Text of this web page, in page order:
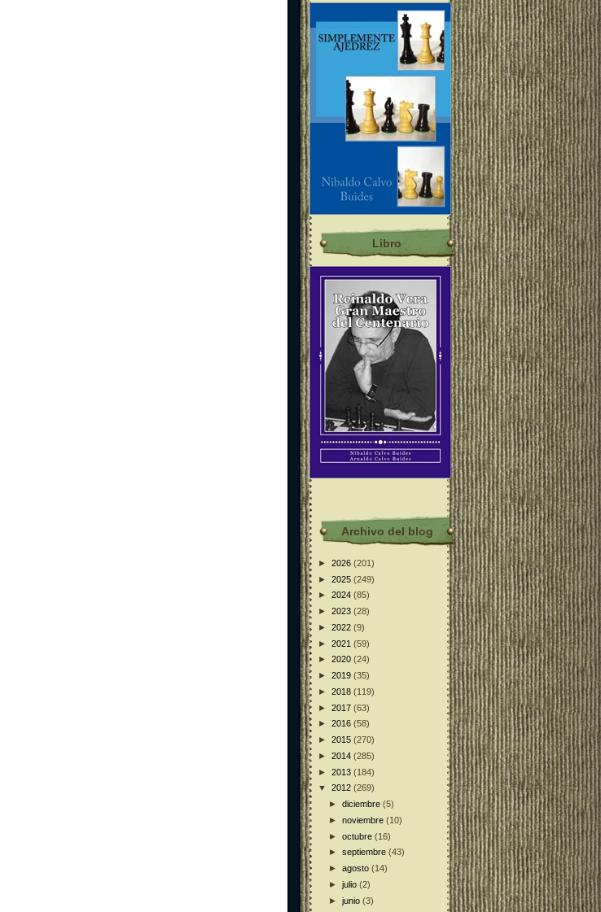
Libro
Archivo del blog
► 2026 (201)
► 2025 (249)
► 2024 (85)
► 2023 (28)
► 2022 (9)
► 2021 (59)
► 2020 (24)
► 2019 (35)
► 2018 (119)
► 2017 (63)
► 2016 (58)
► 2015 (270)
► 2014 (285)
► 2013 (184)
▼ 2012 (269)
►diciembre(5)
►noviembre(10)
►octubre(16)
►septiembre(43)
►agosto(14)
►julio(2)
►junio(3)